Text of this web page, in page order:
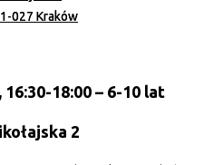
027 Kraków
18:00 – 6-10 lat
2